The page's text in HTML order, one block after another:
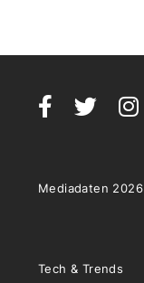
Mediadaten 2026
Tech & Trends